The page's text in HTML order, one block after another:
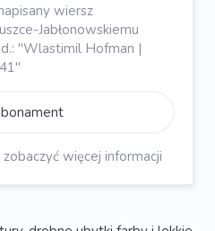
wiersz
Jabłonowskiemu
"Wlastimil Hofman |
więcej informacji